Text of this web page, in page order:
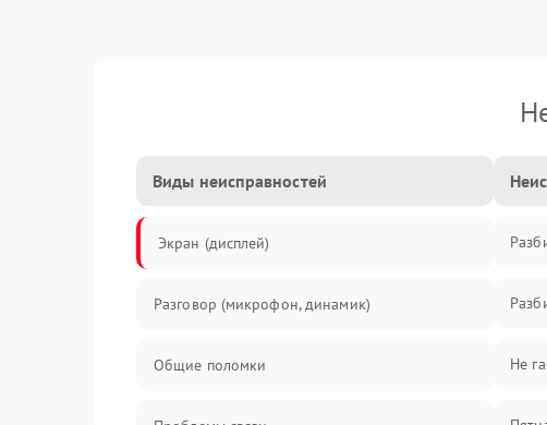
Виды неисправностей
Экран (дисплей)
Разговор (микрофон, динамик)
Общие поломки Не